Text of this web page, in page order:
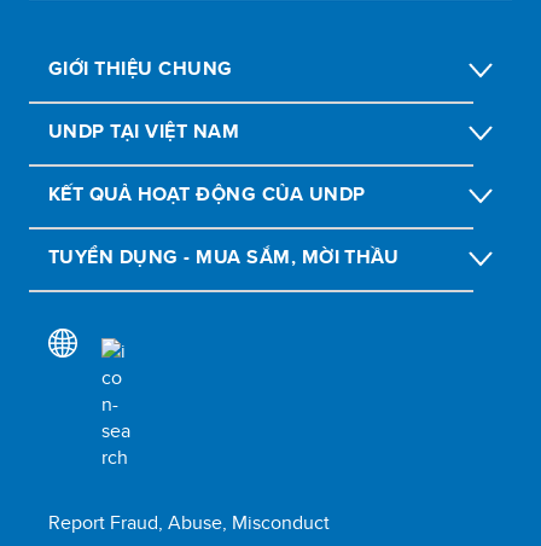
GIỚI THIỆU CHUNG
UNDP TẠI VIỆT NAM
KẾT QUẢ HOẠT ĐỘNG CỦA UNDP
TUYỂN DỤNG - MUA SẮM, MỜI THẦU
Report Fraud, Abuse, Misconduct